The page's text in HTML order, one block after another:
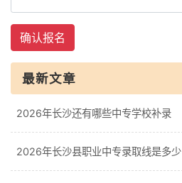
确认报名
最新文章
2026年长沙还有哪些中专学校补录
2026年长沙县职业中专录取线是多少